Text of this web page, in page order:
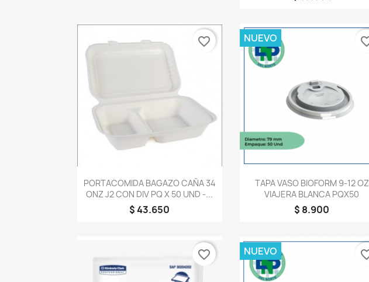
Vista rápida
PORTACOMIDA BAGAZO CAÑA 34
ONZ J2 CON DIV PQ X 50 UND -...
$ 43.650
favorite_border
Vista rápida
TAPA VASO BIOFORM 9-12 OZ
VIAJERA BLANCA PQX50
$ 8.900
NUEVO
favorite_border NUEVO